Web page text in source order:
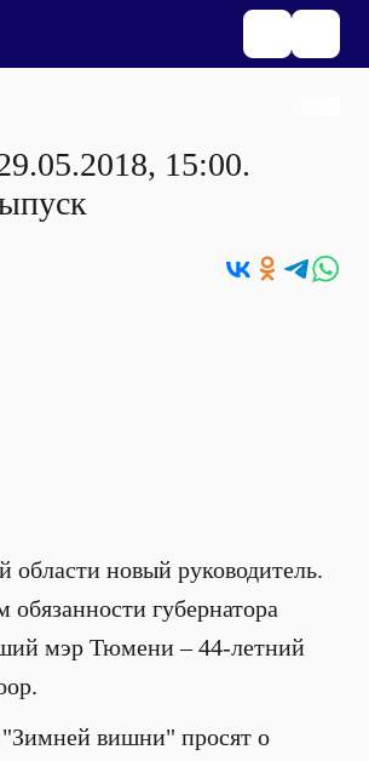
15:00.
новый руководитель.
губернатора
мэр Тюмени – 44-летний
вишни" просят о